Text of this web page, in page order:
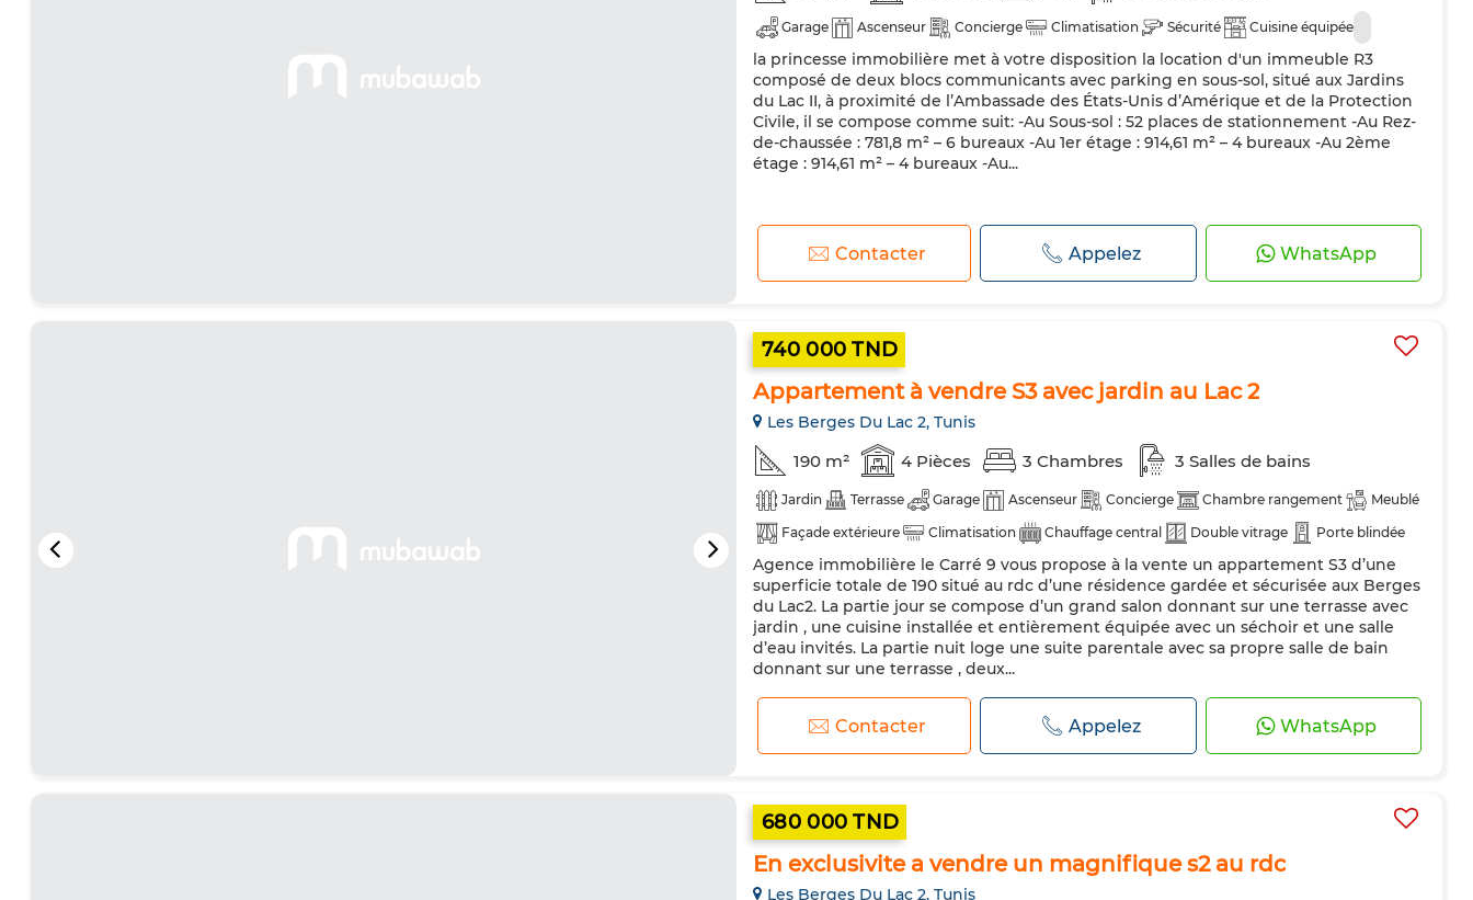
Garage Ascenseur Concierge Climatisation Sécurité Cuisine équipée
la princesse immobilière met à votre disposition la location d'un immeuble R3
composé de deux blocs communicants avec parking en sous-sol, situé aux Jardins
du Lac II, à proximité de l’Ambassade des États-Unis d’Amérique et de la Protection
Civile, il se compose comme suit: -Au Sous-sol : 52 places de stationnement -Au Rez-
de-chaussée : 781,8 m² – 6 bureaux -Au 1er étage : 914,61 m² – 4 bureaux -Au 2ème
étage : 914,61 m² – 4 bureaux -Au...
Contacter Appelez WhatsApp
740 000 TND
Appartement à vendre S3 avec jardin au Lac 2
Les Berges Du Lac 2, Tunis
190 m² 4 Pièces 3 Chambres 3 Salles de bains
Jardin Terrasse Garage Ascenseur Concierge Chambre rangement
Meublé
Façade extérieure
Climatisation Chauffage central Double vitrage
Porte blindée
Cuisine équipée
Réfrigérateur Four Machine à laver Micro-ondes
Agence immobilière le Carré 9 vous propose à la vente un appartement S3 d’une
superficie totale de 190 situé au rdc d’une résidence gardée et sécurisée aux Berges
du Lac2. La partie jour se compose d’un grand salon donnant sur une terrasse avec
jardin , une cuisine installée et entièrement équipée avec un séchoir et une salle
d’eau invités. La partie nuit loge une suite parentale avec sa propre salle de bain
donnant sur une terrasse , deux...
Contacter Appelez WhatsApp
680 000 TND
En exclusivite a vendre un magnifique s2 au rdc
Les Berges Du Lac 2, Tunis